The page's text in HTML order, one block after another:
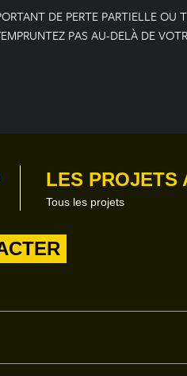
DE PERTE PARTIELLE
PAS AU-DELÀ DE
LES PROJETS
Tous les projets